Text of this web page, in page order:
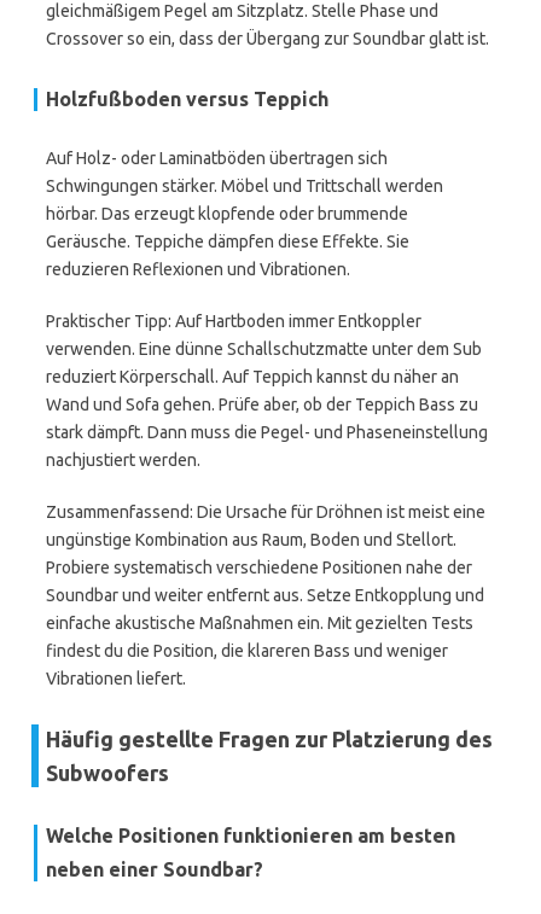
gleichmäßigem Pegel am Sitzplatz. Stelle Phase und
Crossover so ein, dass der Übergang zur Soundbar glatt ist.
Holzfußboden versus Teppich
Auf Holz- oder Laminatböden übertragen sich
Schwingungen stärker. Möbel und Trittschall werden
hörbar. Das erzeugt klopfende oder brummende
Geräusche. Teppiche dämpfen diese Effekte. Sie
reduzieren Reflexionen und Vibrationen.
Praktischer Tipp: Auf Hartboden immer Entkoppler
verwenden. Eine dünne Schallschutzmatte unter dem Sub
reduziert Körperschall. Auf Teppich kannst du näher an
Wand und Sofa gehen. Prüfe aber, ob der Teppich Bass zu
stark dämpft. Dann muss die Pegel- und Phaseneinstellung
nachjustiert werden.
Zusammenfassend: Die Ursache für Dröhnen ist meist eine
ungünstige Kombination aus Raum, Boden und Stellort.
Probiere systematisch verschiedene Positionen nahe der
Soundbar und weiter entfernt aus. Setze Entkopplung und
einfache akustische Maßnahmen ein. Mit gezielten Tests
findest du die Position, die klareren Bass und weniger
Vibrationen liefert.
Häufig gestellte Fragen zur Platzierung des
Subwoofers
Welche Positionen funktionieren am besten
neben einer Soundbar?